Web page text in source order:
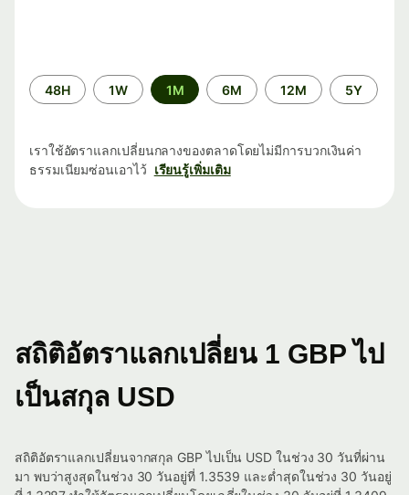
ระยะ
เวลา
48H 1W 1M 6M 12M 5Y
เราใช้อัตราแลกเปลี่ยนกลางของตลาดโดยไม่มีการบวกเงินค่า
ธรรมเนียมซ่อนเอาไว้ เรียนรู้เพิ่มเติม
สถิติอัตราแลกเปลี่ยน 1 GBP ไป
เป็นสกุล USD
สถิติอัตราแลกเปลี่ยนจากสกุล GBP ไปเป็น USD ในช่วง 30 วันที่ผ่าน
มา พบว่าสูงสุดในช่วง 30 วันอยู่ที่ 1.3539 และต่ำสุดในช่วง 30 วันอยู่